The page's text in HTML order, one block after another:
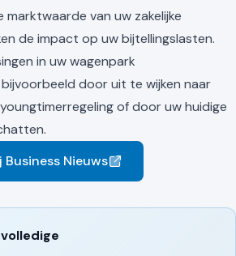
van uw zakelijke
de impact op uw bijtellingslasten.
in uw wagenpark
door uit te wijken naar
of door uw huidige
Business Nieuws